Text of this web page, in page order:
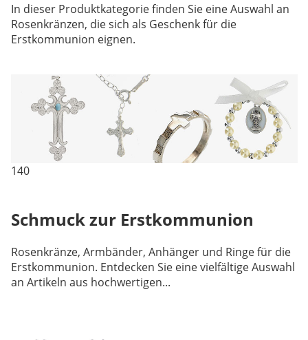
In dieser Produktkategorie finden Sie eine Auswahl an
Rosenkränzen, die sich als Geschenk für die
Erstkommunion eignen.
140
Schmuck zur Erstkommunion
Rosenkränze, Armbänder, Anhänger und Ringe für die
Erstkommunion. Entdecken Sie eine vielfältige Auswahl
an Artikeln aus hochwertigen...